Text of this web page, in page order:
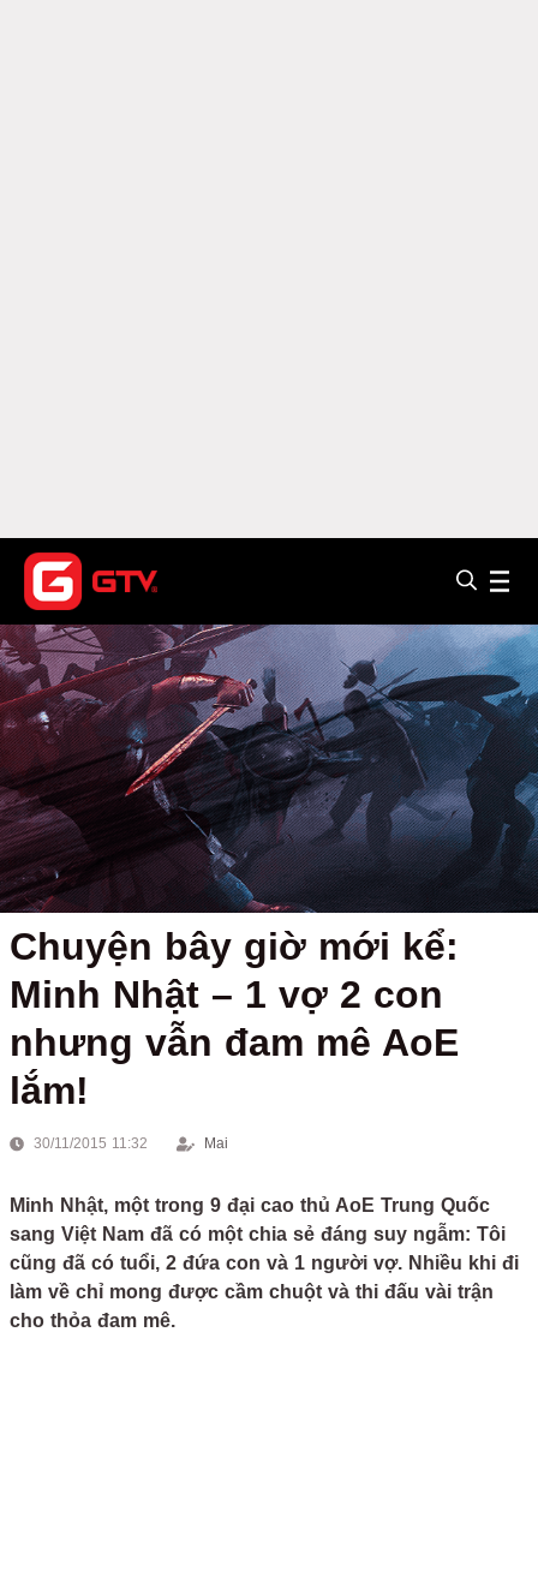
Chuyện bây giờ mới kể:
Minh Nhật – 1 vợ 2 con
nhưng vẫn đam mê AoE
lắm!
30/11/2015 11:32 Mai
Minh Nhật, một trong 9 đại cao thủ AoE Trung Quốc
sang Việt Nam đã có một chia sẻ đáng suy ngẫm: Tôi
cũng đã có tuổi, 2 đứa con và 1 người vợ. Nhiều khi đi
làm về chỉ mong được cầm chuột và thi đấu vài trận
cho thỏa đam mê.